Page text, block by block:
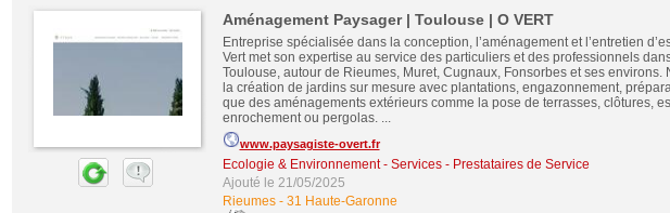
Aménagement Paysager | Toulouse | O VERT
Entreprise spécialisée dans la conception, l’aménagement et l’entretien
Vert met son expertise au service des particuliers et des professionnels
Toulouse, autour de Rieumes, Muret, Cugnaux, Fonsorbes et ses environs.
la création de jardins sur mesure avec plantations, engazonnement,
que des aménagements extérieurs comme la pose de terrasses, clôtures,
enrochement ou pergolas. ...
www.paysagiste-overt.fr
Ecologie & Environnement- Services - Prestataires de Service
Ajouté le 21/05/2025
Rieumes- 31 Haute-Garonne